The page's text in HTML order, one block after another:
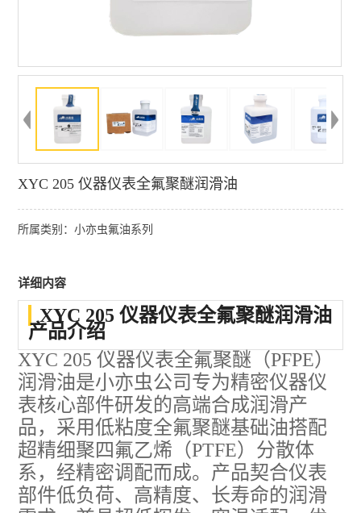
XYC 205 仪器仪表全氟聚醚润滑油
所属类别：小亦虫氟油系列
详细内容
XYC 205 仪器仪表全氟聚醚润滑油
产品介绍
XYC 205 仪器仪表全氟聚醚（PFPE）
润滑油是小亦虫公司专为精密仪器仪
表核心部件研发的高端合成润滑产
品，采用低粘度全氟聚醚基础油搭配
超精细聚四氟乙烯（PTFE）分散体
系，经精密调配而成。产品契合仪表
部件低负荷、高精度、长寿命的润滑